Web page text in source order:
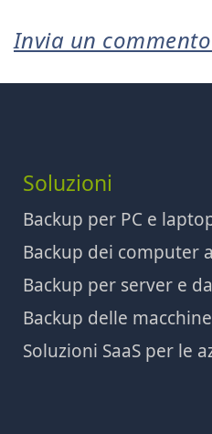
Invia un
Soluzioni
Backup per PC e
Backup dei computer
Backup per server e
Backup delle
Soluzioni SaaS per le